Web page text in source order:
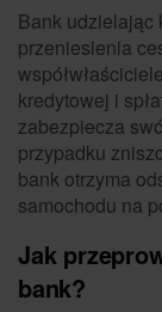
Bank udzielając
przeniesienia
kredytowej i
zabezpiecza
przypadku
bank otrzyma
samochodu na
Jak
bank?